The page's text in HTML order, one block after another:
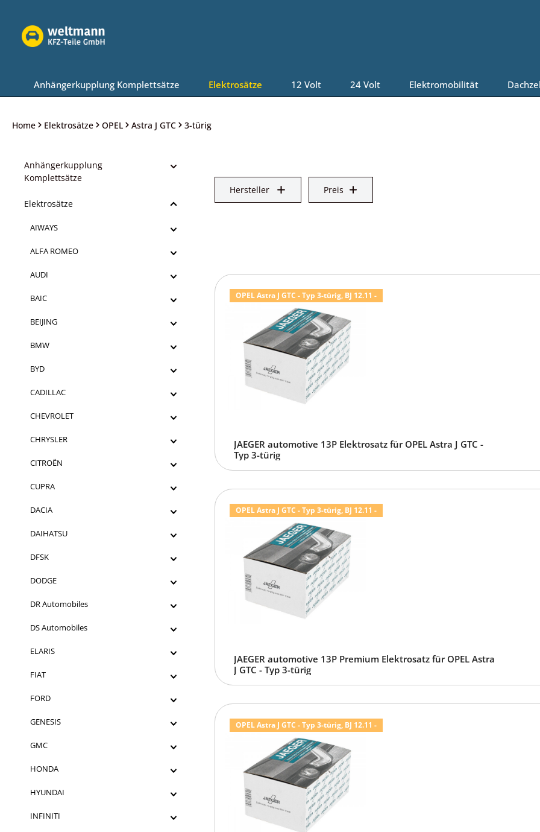
Anhängerkupplung Komplettsätze Elektrosätze 12 Volt 24 Volt Elektromobilität
Home Elektrosätze OPEL Astra J GTC 3-türig
Anhängerkupplung
Komplettsätze
Elektrosätze
AIWAYS
ALFA ROMEO
AUDI
BAIC
BEIJING
BMW
BYD
CADILLAC
CHEVROLET
CHRYSLER
CITROËN
CUPRA
DACIA
DAIHATSU
DFSK
DODGE
DR Automobiles
DS Automobiles
ELARIS
FIAT
FORD
GENESIS
GMC
HONDA
HYUNDAI
INFINITI
Hersteller Preis
OPEL Astra J GTC - Typ 3-türig, BJ 12.11 -
JAEGER automotive 13P Elektrosatz für OPEL Astra J GTC -
Typ 3-türig
OPEL Astra J GTC - Typ 3-türig, BJ 12.11 -
JAEGER automotive 13P Premium Elektrosatz für OPEL Astra
J GTC - Typ 3-türig
OPEL Astra J GTC - Typ 3-türig, BJ 12.11 -